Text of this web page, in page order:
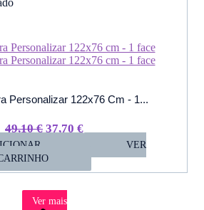
Personalizar 122x76 Cm - 1...
49,10€ O
Original
49,10 €.
37,70 €O
VER
Ver mais